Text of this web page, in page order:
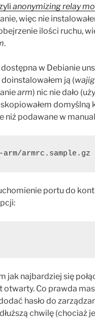
anonymizing relay
więc nie
ilości ruchu,
.
w Debianie
ją (
arm) nic nie dało
domyślną
niż podawane w
armrc.sample.gz
portu do
najbardziej się
Co prawda
hasło do
chwilę (chociaż